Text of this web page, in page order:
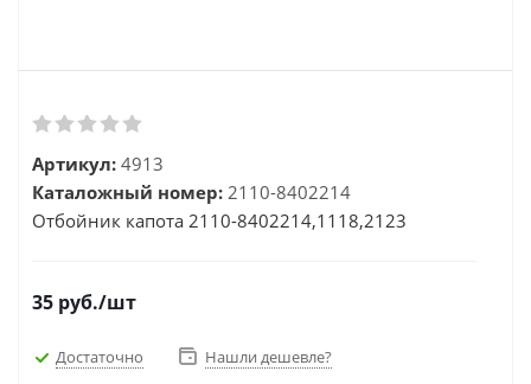
Артикул: 4913
Каталожный номер: 2110-8402214
Отбойник капота 2110-8402214,1118,2123
35 руб./шт
Достаточно Нашли дешевле?